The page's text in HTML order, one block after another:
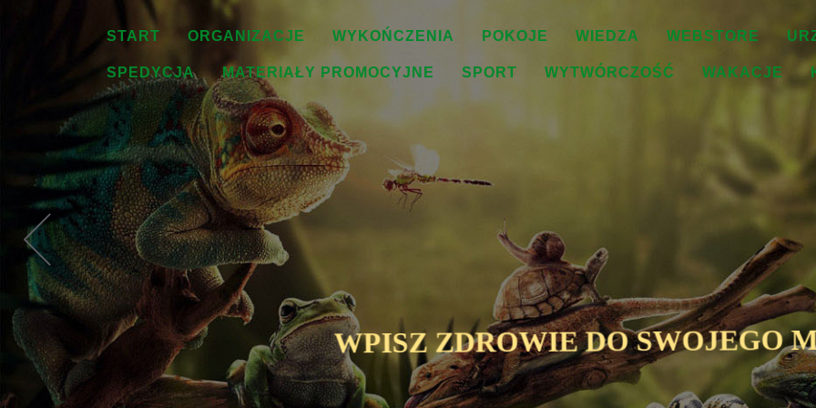
START ORGANIZACJE WYKOŃCZENIA POKOJE WIEDZA WEBSTORE
SPEDYCJA MATERIAŁY PROMOCYJNE SPORT WYTWÓRCZOŚĆ WAKACJE
WPISZ ZDROWIE DO SWOJEGO
Previous